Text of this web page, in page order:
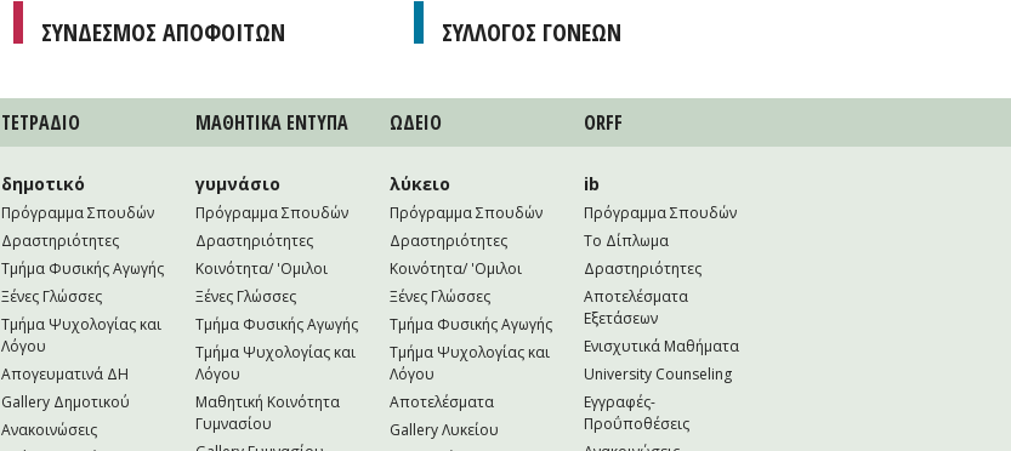
ΣΥΝΔΕΣΜΟΣ ΑΠΟΦΟΙΤΩΝ ΣΥΛΛΟΓΟΣ ΓΟΝΕΩΝ
ΤΕΤΡAΔΙΟ ΜΑΘΗΤΙΚA ΕΝΤΥΠΑ ΩΔΕΙΟ ORFF
δημοτικό
Πρόγραμμα Σπουδών
Δραστηριότητες
Τμήμα Φυσικής Αγωγής
Ξένες Γλώσσες
Τμήμα Ψυχολογίας και
Λόγου
Απογευματινά ΔΗ
Gallery Δημοτικού
Ανακοινώσεις
γυμνάσιο
Πρόγραμμα Σπουδών
Δραστηριότητες
Κοινότητα/ 'Ομιλοι
Ξένες Γλώσσες
Τμήμα Φυσικής Αγωγής
Τμήμα Ψυχολογίας και
Λόγου
Μαθητική Κοινότητα
Γυμνασίου
λύκειο
Πρόγραμμα Σπουδών
Δραστηριότητες
Κοινότητα/ 'Ομιλοι
Ξένες Γλώσσες
Τμήμα Φυσικής Αγωγής
Τμήμα Ψυχολογίας και
Λόγου
Αποτελέσματα
Gallery Λυκείου
ib
Πρόγραμμα Σπουδών
Το Δίπλωμα
Δραστηριότητες
Αποτελέσματα
Εξετάσεων
Ενισχυτικά Μαθήματα
University Counseling
Εγγραφές-
Προΰποθέσεις